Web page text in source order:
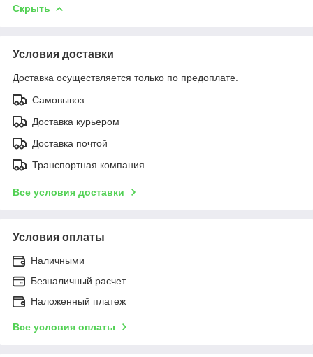
Скрыть
Условия доставки
Доставка осуществляется только по предоплате.
Самовывоз
Доставка курьером
Доставка почтой
Транспортная компания
Все условия доставки
Условия оплаты
Наличными
Безналичный расчет
Наложенный платеж
Все условия оплаты